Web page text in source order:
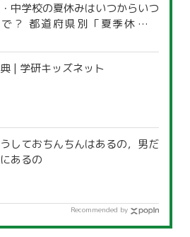
中学校の夏休みはいつからいつ
？ 都道府県別「夏季休暇一
| 学研キッズネット
しておちんちんはあるの，男だ
あるの
Recommended by